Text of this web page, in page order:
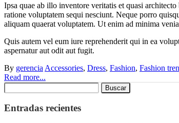
Ipsa quae ab illo inventore veritatis et quasi
ratione voluptatem sequi nesciunt. Neque porro
aliquam quaerat voluptatem. Ut enim ad minima
Quis autem vel eum iure reprehenderit qui in ea
aspernatur aut odit aut fugit.
By gerencia Accessories, Dress, Fashion, Fashion
Read more...
Buscar:
Entradas recientes